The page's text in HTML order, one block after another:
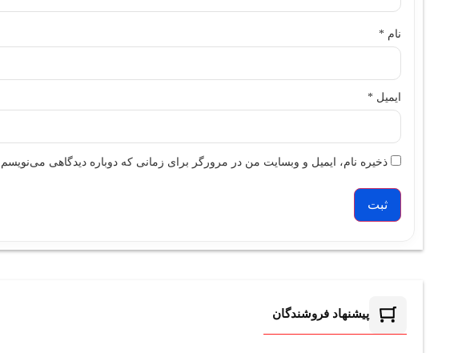
نام *
ایمیل *
ذخیره نام، ایمیل و وبسایت من در مرورگر برای زمانی که دوباره دیدگاهی می‌نویسم.
پیشنهاد فروشندگان